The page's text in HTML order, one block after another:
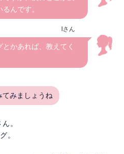
んです。
Iさん
かあれば、教えてく
てみましょうね
。
。